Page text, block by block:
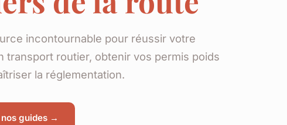
incontournable pour réussir votre
transport routier, obtenir vos permis poids
la réglementation.
guides →